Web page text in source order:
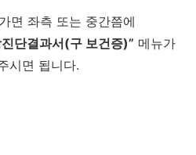
면 좌측 또는 중간쯤에
단결과서(구 보건증)” 메뉴가
시면 됩니다.